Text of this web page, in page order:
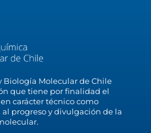
Biología Molecular de Chile
que tiene por finalidad el
carácter técnico como
progreso y divulgación de la